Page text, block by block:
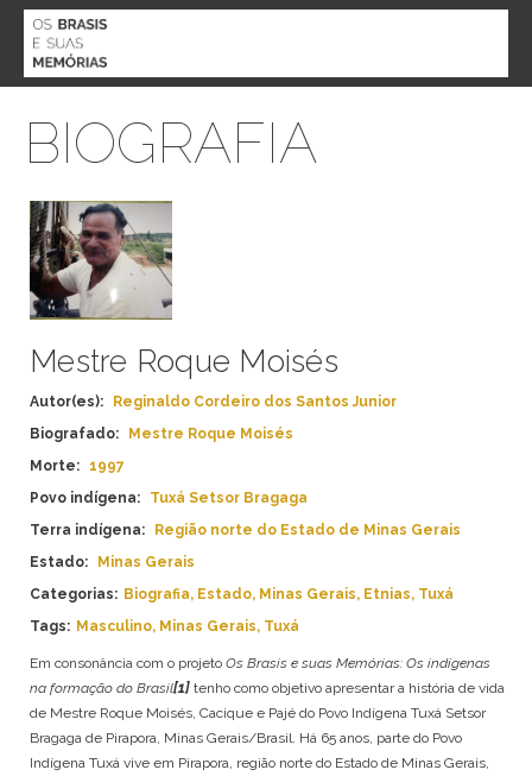
O PROJETO
BIOGRAFIAS
ACERVO
PARTICIPE
CONTATO
ESPECIAL COVID 19
ESTADO
ALAGOAS
AMAPÁ
AMAZONAS
BAHIA
ESPÍRITO SANTO
GOIÁS
MARANHÃO
MATO GROSSO
MATO GROSSO DO SUL
ETNIA
ANAPURU
APURINÃ
ARANHÍ
ARARA
ARITI
ATIKUM
BORARI
BORORO
BIOGRAFIA
Mestre Roque Moisés
Autor(es):
Reginaldo Cordeiro dos Santos Junior
Biografado:
Mestre Roque Moisés
Morte:
1997
Povo indígena:
Tuxá Setsor Bragaga
Terra indígena:
Região norte do Estado de Minas Gerais
Estado:
Minas Gerais
Categorias: Biografia, Estado, Minas Gerais, Etnias, Tuxá
Tags: Masculino, Minas Gerais, Tuxá
Em consonância com o projeto Os Brasis e suas Memórias: Os indígenas
na formação do Brasil[1] tenho como objetivo apresentar a história de vida
de Mestre Roque Moisés, Cacique e Pajé do Povo Indígena Tuxá Setsor
Bragaga de Pirapora, Minas Gerais/Brasil. Há 65 anos, parte do Povo
Indígena Tuxá vive em Pirapora, região norte do Estado de Minas Gerais,